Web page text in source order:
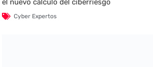
el nuevo cálculo del ciberriesgo
Cyber Expertos